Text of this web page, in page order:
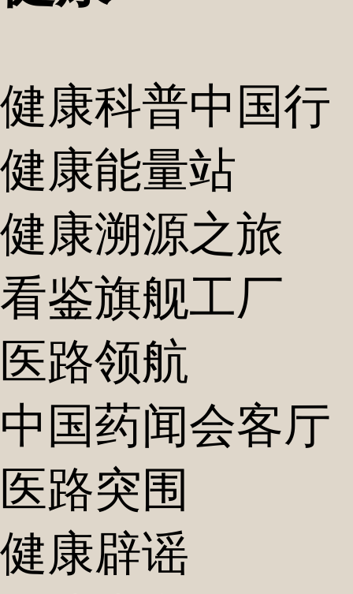
健康科普中国行
健康能量站
健康溯源之旅
看鉴旗舰工厂
医路领航
中国药闻会客厅
医路突围
健康辟谣